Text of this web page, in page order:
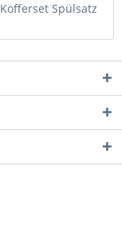
Spülsatz